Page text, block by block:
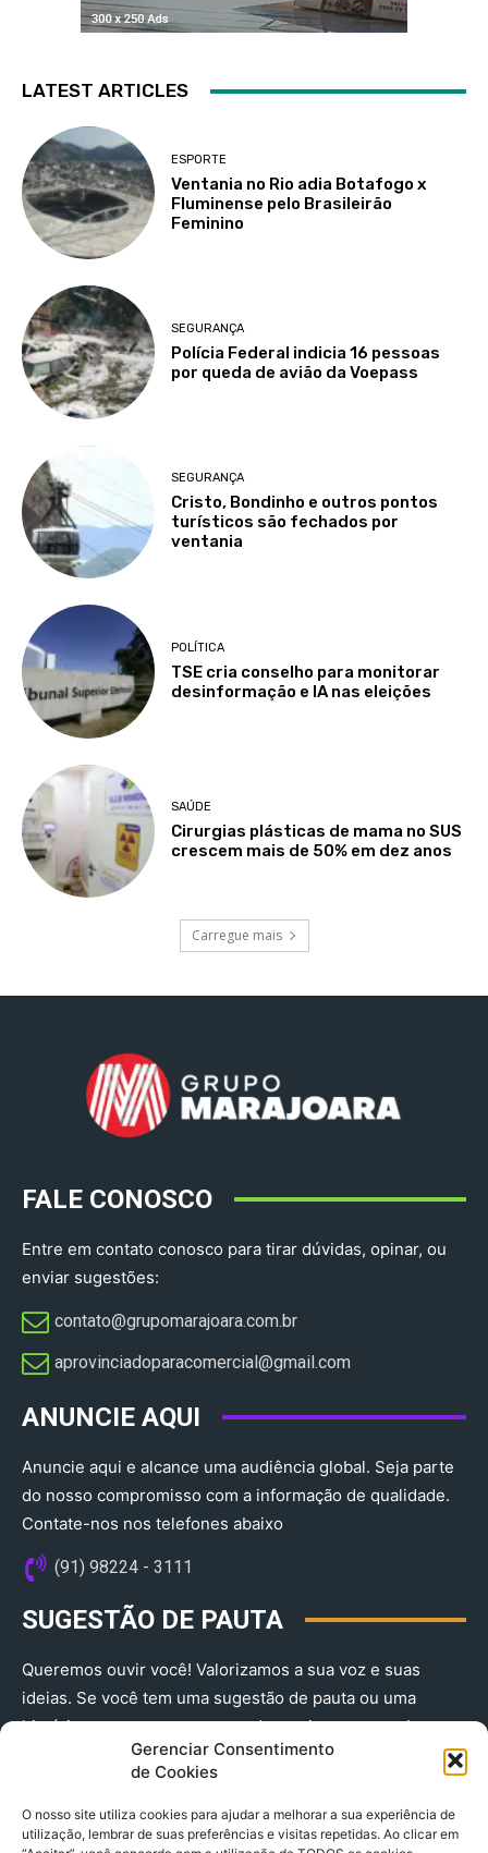
Gerenciar Consentimento
de Cookies
O nosso site utiliza cookies para ajudar a melhorar a sua experiência de
utilização, lembrar de suas preferências e visitas repetidas. Ao clicar em
LATEST ARTICLES
ESPORTE
Ventania no Rio adia Botafogo x
Fluminense pelo Brasileirão
Feminino
SEGURANÇA
Polícia Federal indicia 16 pessoas
por queda de avião da Voepass
SEGURANÇA
Cristo, Bondinho e outros pontos
turísticos são fechados por
ventania
POLÍTICA
TSE cria conselho para monitorar
desinformação e IA nas eleições
SAÚDE
Cirurgias plásticas de mama no SUS
crescem mais de 50% em dez anos
Carregue mais
FALE CONOSCO
Entre em contato conosco para tirar dúvidas, opinar, ou
enviar sugestões:
contato@grupomarajoara.com.br
aprovinciadoparacomercial@gmail.com​
ANUNCIE AQUI
Anuncie aqui e alcance uma audiência global. Seja parte
do nosso compromisso com a informação de qualidade.
Contate-nos nos telefones abaixo
(91) 98224 - 3111
SUGESTÃO DE PAUTA
Queremos ouvir você! Valorizamos a sua voz e suas
ideias. Se você tem uma sugestão de pauta ou uma
história que merece ser contada, envie-nos agora!
(91) 98224 - 3111